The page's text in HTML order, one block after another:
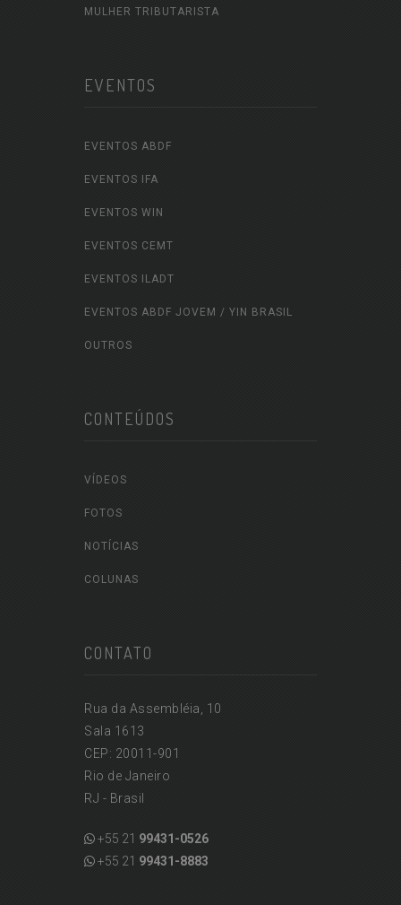
MULHER TRIBUTARISTA
EVENTOS
EVENTOS ABDF
EVENTOS IFA
EVENTOS WIN
EVENTOS CEMT
EVENTOS ILADT
EVENTOS ABDF JOVEM / YIN BRASIL
OUTROS
CONTEÚDOS
VÍDEOS
FOTOS
NOTÍCIAS
COLUNAS
CONTATO
Rua da Assembléia, 10
Sala 1613
CEP: 20011-901
Rio de Janeiro
RJ - Brasil
+55 21 99431-0526
+55 21 99431-8883